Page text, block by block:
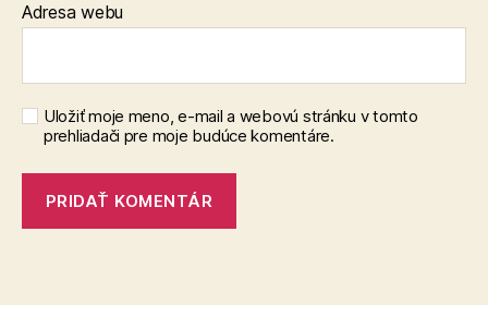
Adresa webu
Uložiť moje meno, e-mail a webovú stránku v tomto
prehliadači pre moje budúce komentáre.